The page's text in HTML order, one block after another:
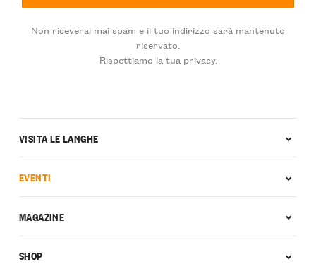
Non riceverai mai spam e il tuo indirizzo sarà mantenuto
riservato.
Rispettiamo la tua privacy.
VISITA LE LANGHE
EVENTI
MAGAZINE
SHOP